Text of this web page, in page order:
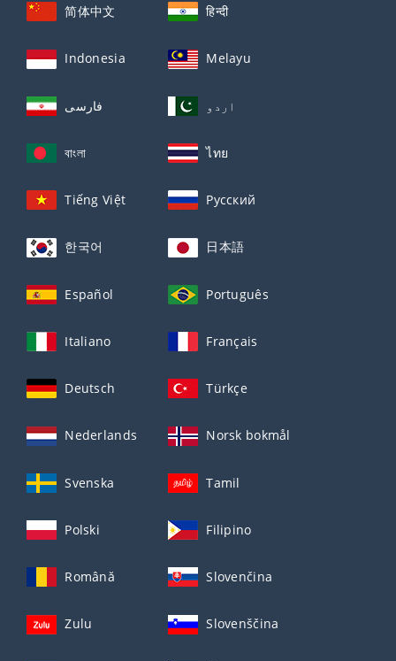
简体中文 हिन्दी
Indonesia Melayu
فارسی اردو
বাংলা ไทย
Tiếng Việt Русский
한국어 日本語
Español Português
Italiano Français
Deutsch Türkçe
Nederlands Norsk bokmål
Svenska Tamil
Polski Filipino
Română Slovenčina
Zulu Slovenščina